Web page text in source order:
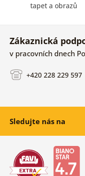
tapet a obrazů
Zákaznická
v pracovních dnech
+420 228 229 597
Sledujte nás na